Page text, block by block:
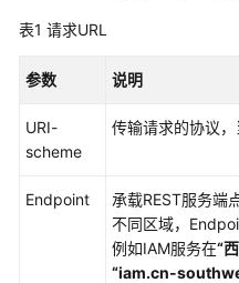
参
用
表1 请求URL
参数 说明
URI-
scheme
传输请求的协议
Endpoint
承载REST服务端
不同区域，
例如IAM服务在“
“iam.cn-